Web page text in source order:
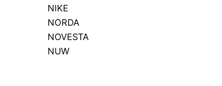
NIKE
NORDA
NOVESTA
NUW